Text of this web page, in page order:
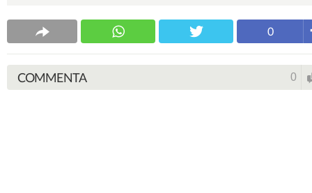
0
COMMENTA 0